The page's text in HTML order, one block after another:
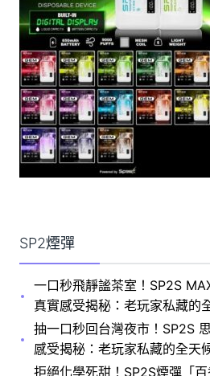
SP2煙彈
一口秒飛靜謐茶室！SP2S
真實感受揭秘：老玩家私藏的
抽一口秒回台灣夜市！SP2S
感受揭秘：老玩家私藏的全天
拒絕化學死甜！SP2S煙彈「